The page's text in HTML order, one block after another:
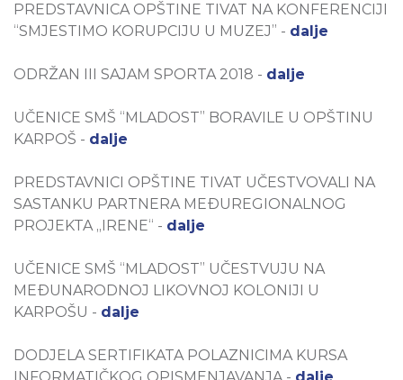
PREDSTAVNICA OPŠTINE TIVAT NA KONFERENCIJI
“SMJESTIMO KORUPCIJU U MUZEJ” - dalje
ODRŽAN III SAJAM SPORTA 2018 - dalje
UČENICE SMŠ “MLADOST” BORAVILE U OPŠTINU
KARPOŠ - dalje
PREDSTAVNICI OPŠTINE TIVAT UČESTVOVALI NA
SASTANKU PARTNERA MEĐUREGIONALNOG
PROJEKTA „IRENE“ - dalje
UČENICE SMŠ “MLADOST” UČESTVUJU NA
MEĐUNARODNOJ LIKOVNOJ KOLONIJI U
KARPOŠU - dalje
DODJELA SERTIFIKATA POLAZNICIMA KURSA